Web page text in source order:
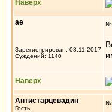
Наверх
ae
Зарегистрирован: 08.11.2017
Суждений: 1140
№
Наверх
Антистарцевадин
Гость
№